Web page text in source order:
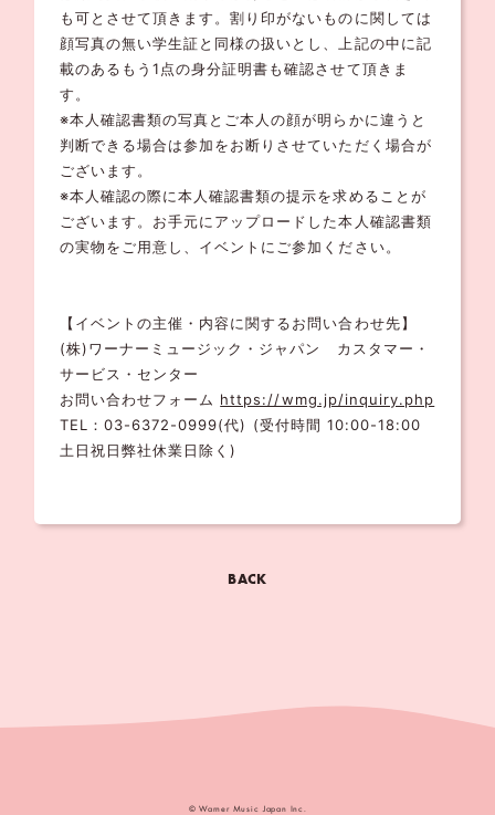
も可とさせて頂きます。割り印がないものに関しては
顔写真の無い学生証と同様の扱いとし、上記の中に記
載のあるもう1点の身分証明書も確認させて頂きま
す。
※本人確認書類の写真とご本人の顔が明らかに違うと
判断できる場合は参加をお断りさせていただく場合が
ございます。
※本人確認の際に本人確認書類の提示を求めることが
ございます。お手元にアップロードした本人確認書類
の実物をご用意し、イベントにご参加ください。
【イベントの主催・内容に関するお問い合わせ先】
(株)ワーナーミュージック・ジャパン カスタマー・
サービス・センター
お問い合わせフォーム https://wmg.jp/inquiry.php
TEL：03-6372-0999(代) (受付時間 10:00-18:00
土日祝日弊社休業日除く)
BACK
© Warner Music Japan Inc.